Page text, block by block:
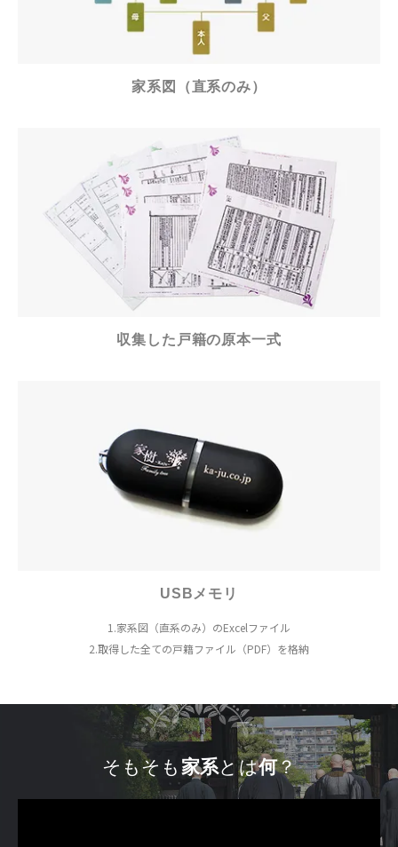
家系図（直系のみ）
収集した戸籍の原本一式
USBメモリ
1.家系図（直系のみ）のExcelファイル
2.取得した全ての戸籍ファイル（PDF）を格納
そもそも 家系とは何？